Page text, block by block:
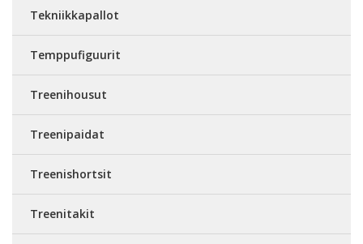
Tekniikkapallot
Temppufiguurit
Treenihousut
Treenipaidat
Treenishortsit
Treenitakit